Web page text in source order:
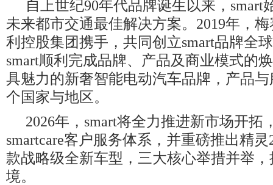
自上世纪90年代品牌诞生以来，smart
未来都市交通最佳解决方案。2019年，
利控股集团携手，共同创立smart品牌全
smart顺利完成品牌、产品及商业模式的
具魅力的新奢智能电动汽车品牌，产品
个国家与地区。
2026年，smart将全力推进新市场开拓
smartcare客户服务体系，并重磅推出精
款战略级全新车型，三大核心举措并举
境。